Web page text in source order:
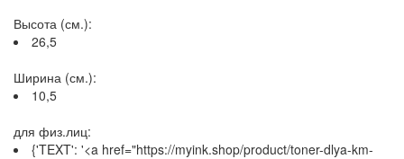
Высота (см.):
26,5
Ширина (см.):
10,5
для физ.лиц:
{'TEXT': '<a href="https://myink.shop/product/toner-dlya-km-